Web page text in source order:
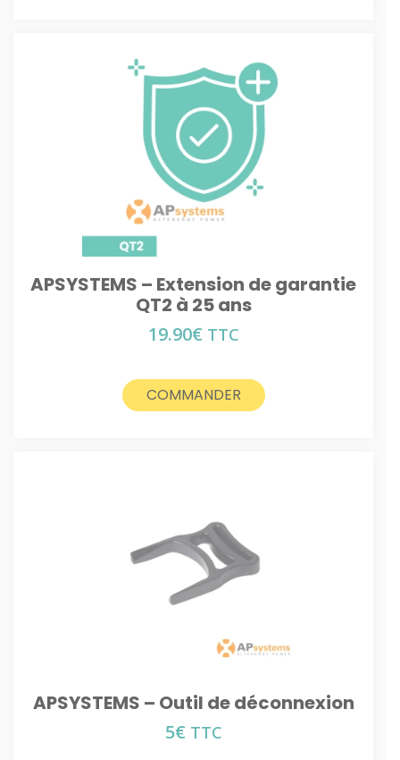
APSYSTEMS – Extension de garantie
QT2 à 25 ans
19.90€ TTC
COMMANDER
APSYSTEMS – Outil de déconnexion
5€ TTC